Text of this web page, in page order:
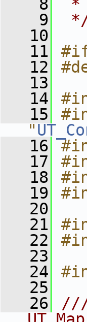
    8
*
    9
   10
   11
   12
   13
   14
   15
"
   16
   17
   18
   19
   20
   21
   22
   23
   24
   25
   26
///